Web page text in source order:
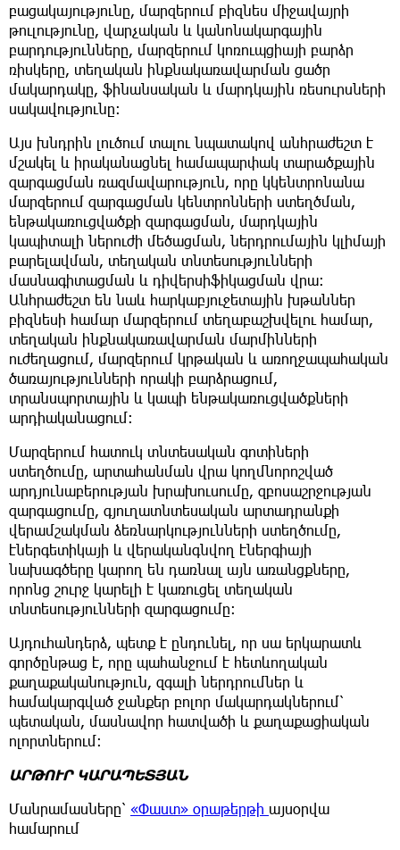
բացակայությունը, մարզերում բիզնես միջավայրի
թուլությունը, վարչական և կանոնակարգային
բարդությունները, մարզերում կոռուպցիայի բարձր
ռիսկերը, տեղական ինքնակառավարման ցածր
մակարդակը, ֆինանսական և մարդկային ռեսուրսների
սակավությունը։
Այս խնդրին լուծում տալու նպատակով անհրաժեշտ է
մշակել և իրականացնել համապարփակ տարածքային
զարգացման ռազմավարություն, որը կկենտրոնանա
մարզերում զարգացման կենտրոնների ստեղծման,
ենթակառուցվածքի զարգացման, մարդկային
կապիտալի ներուժի մեծացման, ներդրումային կլիմայի
բարելավման, տեղական տնտեսությունների
մասնագիտացման և դիվերսիֆիկացման վրա։
Անհրաժեշտ են նաև հարկաբյուջետային խթաններ
բիզնեսի համար մարզերում տեղաբաշխվելու համար,
տեղական ինքնակառավարման մարմինների
ուժեղացում, մարզերում կրթական և առողջապահական
ծառայությունների որակի բարձրացում,
տրանսպորտային և կապի ենթակառուցվածքների
արդիականացում։
Մարզերում հատուկ տնտեսական գոտիների
ստեղծումը, արտահանման վրա կողմնորոշված
արդյունաբերության խրախուսումը, զբոսաշրջության
զարգացումը, գյուղատնտեսական արտադրանքի
վերամշակման ձեռնարկությունների ստեղծումը,
էներգետիկայի և վերականգնվող էներգիայի
նախագծերը կարող են դառնալ այն առանցքները,
որոնց շուրջ կարելի է կառուցել տեղական
տնտեսությունների զարգացումը։
Այդուհանդերձ, պետք է ընդունել, որ սա երկարատև
գործընթաց է, որը պահանջում է հետևողական
քաղաքականություն, զգալի ներդրումներ և
համակարգված ջանքեր բոլոր մակարդակներում՝
պետական, մասնավոր հատվածի և քաղաքացիական
ոլորտներում։
ԱՐԹՈՒՐ ԿԱՐԱՊԵՏՅԱՆ
Մանրամասները՝ «Փաստ» օրաթերթի այսօրվա
համարում